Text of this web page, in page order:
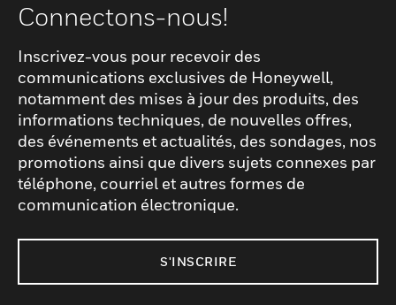
Connectons-nous!
Inscrivez-vous pour recevoir des
communications exclusives de Honeywell,
notamment des mises à jour des produits, des
informations techniques, de nouvelles offres,
des événements et actualités, des sondages, nos
promotions ainsi que divers sujets connexes par
téléphone, courriel et autres formes de
communication électronique.
S'INSCRIRE